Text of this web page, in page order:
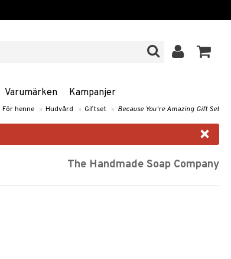
Varumärken Kampanjer
För henne » Hudvård » Giftset » Because You're Amazing Gift Set
×
The Handmade Soap Company